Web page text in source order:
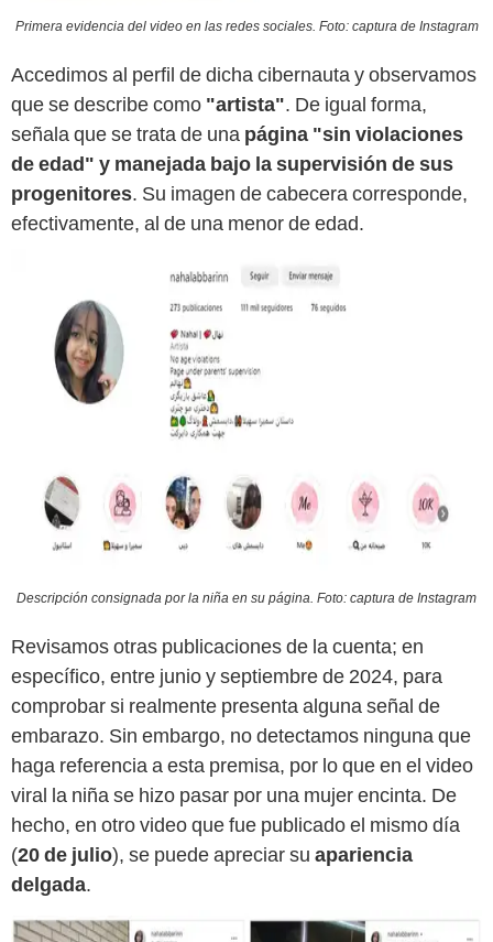
Primera evidencia del video en las redes sociales. Foto: captura de Instagram
Accedimos al perfil de dicha cibernauta y observamos
que se describe como "artista". De igual forma,
señala que se trata de una página "sin violaciones
de edad" y manejada bajo la supervisión de sus
progenitores. Su imagen de cabecera corresponde,
efectivamente, al de una menor de edad.
Descripción consignada por la niña en su página. Foto: captura de Instagram
Revisamos otras publicaciones de la cuenta; en
específico, entre junio y septiembre de 2024, para
comprobar si realmente presenta alguna señal de
embarazo. Sin embargo, no detectamos ninguna que
haga referencia a esta premisa, por lo que en el video
viral la niña se hizo pasar por una mujer encinta. De
hecho, en otro video que fue publicado el mismo día
(20 de julio), se puede apreciar su apariencia
delgada.